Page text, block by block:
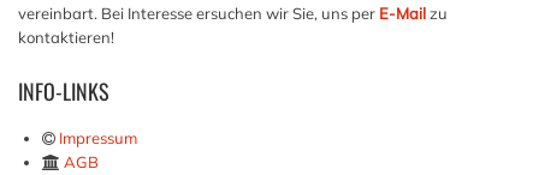
vereinbart. Bei Interesse ersuchen wir Sie, uns per E-Mailzu
kontaktieren!
INFO-LINKS
Impressum
AGB